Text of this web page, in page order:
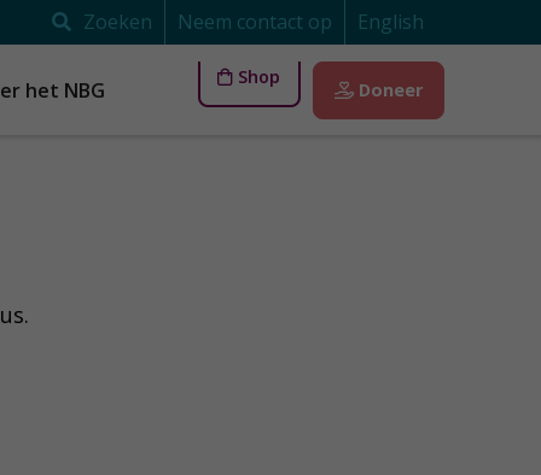
Zoeken Neem contact op English
het NBG
Shop
Doneer